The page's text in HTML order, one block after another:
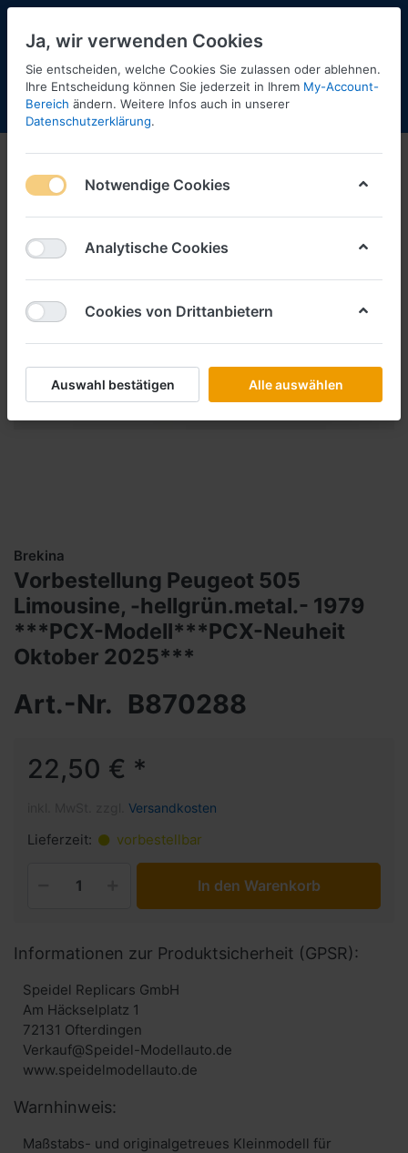
Menü Anmelden Shopaktualisierung
Brekina
Vorbestellung Peugeot 505
Limousine, -hellgrün.metal.- 1979
***PCX-Modell***PCX-Neuheit
Oktober 2025***
Art.-Nr. B870288
22,50 € *
Versandkosten
Lieferzeit: vorbestellbar
In den Warenkorb
Informationen zur Produktsicherheit (GPSR):
Speidel Replicars GmbH
Am Häckselplatz 1
72131 Ofterdingen
Verkauf@Speidel-Modellauto.de
www.speidelmodellauto.de
Warnhinweis:
Maßstabs- und originalgetreues Kleinmodell für
Ja, wir verwenden Cookies
Sie entscheiden, welche Cookies Sie zulassen oder ablehnen.
Ihre Entscheidung können Sie jederzeit in Ihrem My-Account-
Bereich ändern. Weitere Infos auch in unserer
Datenschutzerklärung.
Notwendige Cookies
Analytische Cookies
Cookies von Drittanbietern
Auswahl bestätigen Alle auswählen